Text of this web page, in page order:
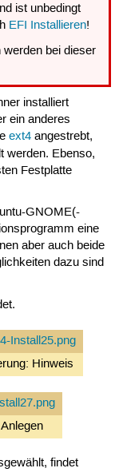
ist unbedingt
EFI Installieren!
bei dieser
installiert
ein anderes
ext4angestrebt,
werden. Ebenso,
Festplatte
GNOME(-
eine
aber auch beide
dazu sind
Hinweis
findet